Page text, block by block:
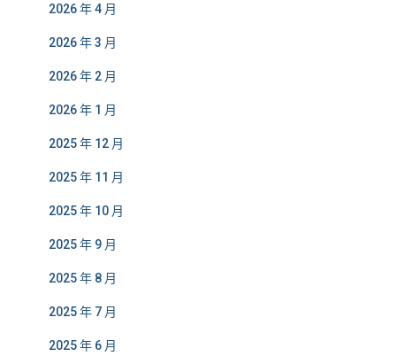
2026 年 4 月
2026 年 3 月
2026 年 2 月
2026 年 1 月
2025 年 12 月
2025 年 11 月
2025 年 10 月
2025 年 9 月
2025 年 8 月
2025 年 7 月
2025 年 6 月